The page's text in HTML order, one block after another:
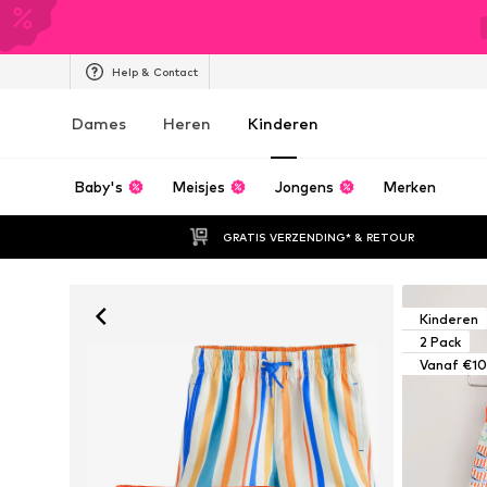
Help & Contact
Dames Heren Kinderen
Baby's Meisjes Jongens Merken
GRATIS VERZENDING* & RETOUR
Kinderen
2 Pack
Vanaf